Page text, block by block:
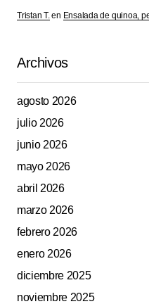
navegador para la
Submit Comment
Tristan T. en Ensalada de quinoa,
Archivos
agosto 2026
julio 2026
junio 2026
mayo 2026
abril 2026
marzo 2026
febrero 2026
enero 2026
diciembre 2025
noviembre 2025